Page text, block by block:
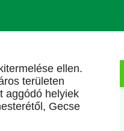
ellen.
területen
aggódó helyiek
Gecse